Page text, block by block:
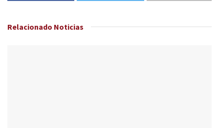
Relacionado Noticias